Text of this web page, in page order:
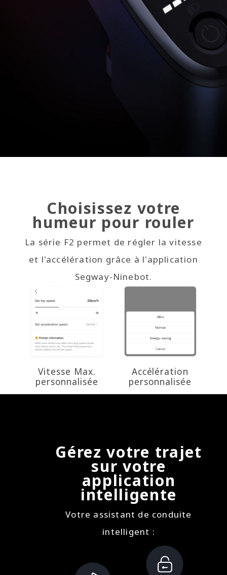
Choisissez votre
humeur pour rouler
La série F2 permet de régler la vitesse
et l'accélération grâce à l'application
Segway-Ninebot.
Vitesse Max.
personnalisée
Accélération
personnalisée
Gérez votre trajet
sur votre
application
intelligente
Votre assistant de conduite
intelligent :